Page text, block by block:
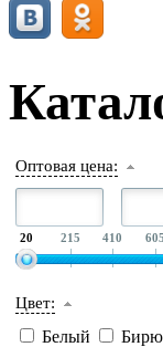
Оптовая цена:
20 215 410 605
Цвет:
Белый